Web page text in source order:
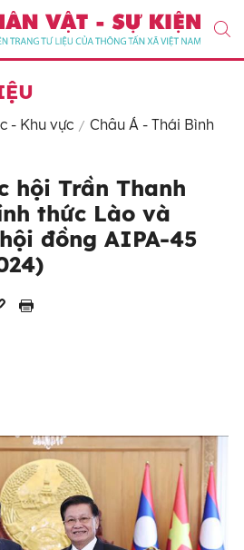
- Khu vực
Châu Á - Thái Bình
hội Trần Thanh
thức Lào và
đồng AIPA-45